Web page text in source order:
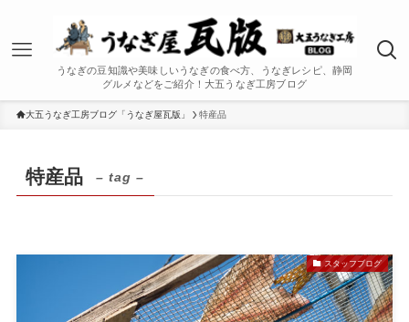
うなぎの豆知識や美味しいうなぎの食べ方、うなぎレシピ、静岡
グルメなどをご紹介！大五うなぎ工房ブログ
大五うなぎ工房ブログ「うなぎ屋瓦版」 特産品
特産品 – tag –
スタッフブログ